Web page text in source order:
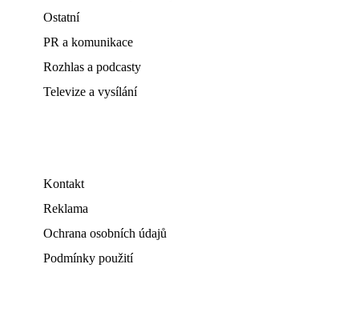
Ostatní
PR a komunikace
Rozhlas a podcasty
Televize a vysílání
Kontakt
Reklama
Ochrana osobních údajů
Podmínky použití